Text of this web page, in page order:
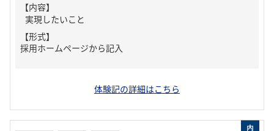
【内容】
実現したいこと
【形式】
採用ホームページから記入
体験記の詳細はこちら